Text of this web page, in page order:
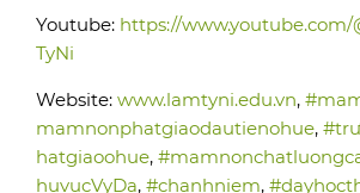
Youtube: https://www.youtube.com/
TyNi
Website: www.lamtyni.edu.vn,
mamnonphatgiaodautienohue,
hatgiaoohue,
huvucVyDa, #chanhniem,